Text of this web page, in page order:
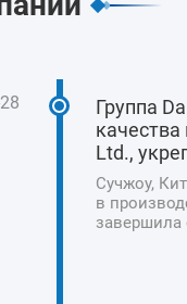
Группа
качества
Ltd.,
Сучжоу,
в
завершила